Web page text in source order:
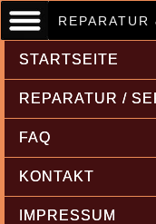
REPARATUR
STARTSEITE
REPARATUR /
FAQ
KONTAKT
IMPRESSUM